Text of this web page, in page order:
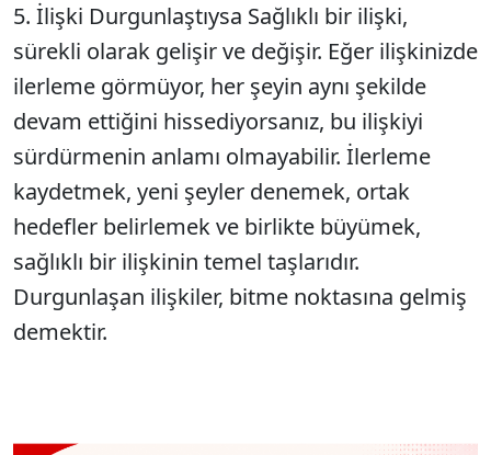
5. İlişki Durgunlaştıysa Sağlıklı bir ilişki,
sürekli olarak gelişir ve değişir. Eğer ilişkinizde
ilerleme görmüyor, her şeyin aynı şekilde
devam ettiğini hissediyorsanız, bu ilişkiyi
sürdürmenin anlamı olmayabilir. İlerleme
kaydetmek, yeni şeyler denemek, ortak
hedefler belirlemek ve birlikte büyümek,
sağlıklı bir ilişkinin temel taşlarıdır.
Durgunlaşan ilişkiler, bitme noktasına gelmiş
demektir.